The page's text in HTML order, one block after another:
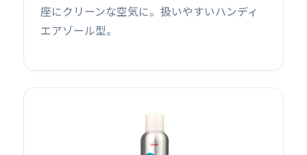
座にクリーンな空気に。扱いやすいハンディ
エアゾール型。